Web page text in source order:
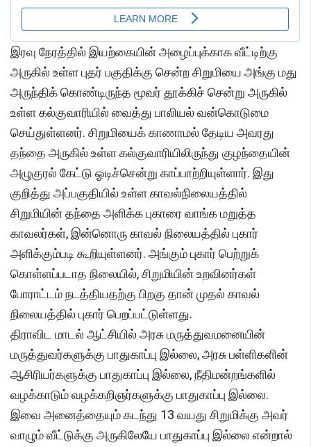
இரவு நேரத்தில் இயற்கையின் அழைப்புக்காக வீட்டிற்கு
அருகில் உள்ள புதர் பகுதிக்கு சென்ற சிறுமியை அங்கு மது
அருந்திக் கொண்டிருந்த மூவர் தூக்கிச் சென்று அருகில்
உள்ள கல்குவாரியில் வைத்து பாலியல் வன்கொடுமை
செய்துள்ளனர். சிறுமியைக் காணாமல் தேடிய அவரது
தந்தை அருகில் உள்ள கல்குவாரியிலிருந்து குழந்தையின்
அழுகுரல் கேட்டு ஓடிச்சென்று காப்பாற்றியுள்ளார். இது
குறித்து அப்பகுதியில் உள்ள காவல்நிலையத்தில்
சிறுமியின் தந்தை அளிக்க புகாரை வாங்க மறுத்த
காவலர்கள், இன்னொரு காவல் நிலையத்தில் புகார்
அளிக்கும்படி கூறியுள்ளனர். அங்கும் புகார் பெற்றுக்
கொள்ளப்படாத நிலையில், சிறுமியின் உறவினர்கள்
போராட்டம் நடத்தியதற்கு பிறகு தான் முதல் காவல்
நிலையத்தில் புகார் பெறப்பட்டுள்ளது.
திராவிட மாடல் ஆட்சியில் அரசு மருத்துவமனையின்
மருத்துவர்களுக்கு பாதுகாப்பு இல்லை, அரசு பள்ளிகளின்
ஆசிரியர்களுக்கு பாதுகாப்பு இல்லை, நீதிமன்றங்களில்
வழக்காடும் வழக்கறிஞர்களுக்கு பாதுகாப்பு இல்லை.
இவை அனைத்தையும் கடந்து 13 வயது சிறுமிக்கு அவர்
வாழும் வீட்டுக்கு அருகிலேயே பாதுகாப்பு இல்லை என்றால்